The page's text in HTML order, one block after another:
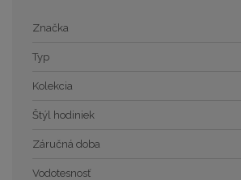
Značka
Typ
Kolekcia
Štýl hodiniek
Záručná doba
Vodotesnosť